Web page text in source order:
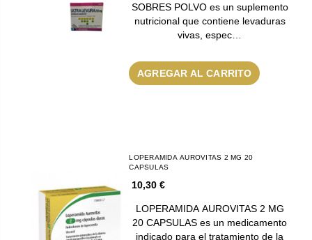
SOBRES POLVO es un suplemento
nutricional que contiene levaduras
vivas, espec…
AGREGAR AL CARRITO
LOPERAMIDA AUROVITAS 2 MG 20
CAPSULAS
10,30 €
LOPERAMIDA AUROVITAS 2 MG
20 CAPSULAS es un medicamento
indicado para el tratamiento de la